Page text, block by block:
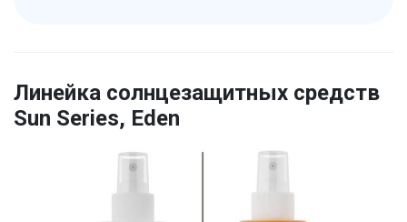
Линейка солнцезащитных средств
Sun Series, Eden